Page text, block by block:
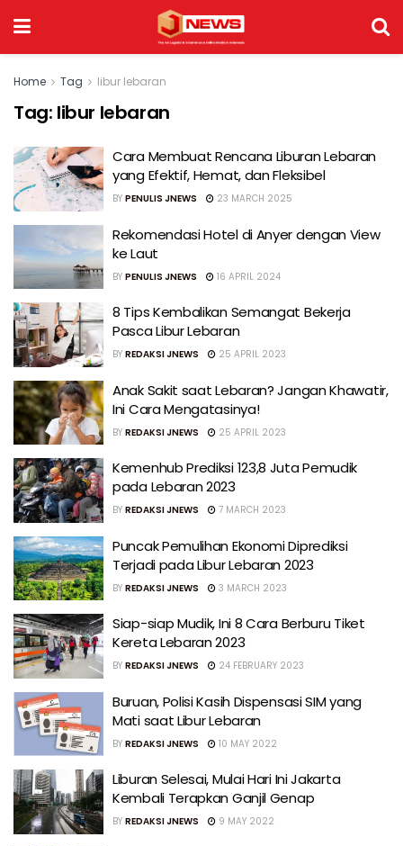
Home Tag libur lebaran
Tag: libur lebaran
Cara Membuat Rencana Liburan Lebaran
yang Efektif, Hemat, dan Fleksibel
BY PENULIS JNEWS 23 MARCH 2025
Rekomendasi Hotel di Anyer dengan View
ke Laut
BY PENULIS JNEWS 16 APRIL 2024
8 Tips Kembalikan Semangat Bekerja
Pasca Libur Lebaran
BY REDAKSI JNEWS 25 APRIL 2023
Anak Sakit saat Lebaran? Jangan Khawatir,
Ini Cara Mengatasinya!
BY REDAKSI JNEWS 25 APRIL 2023
Kemenhub Prediksi 123,8 Juta Pemudik
pada Lebaran 2023
BY REDAKSI JNEWS 7 MARCH 2023
Puncak Pemulihan Ekonomi Diprediksi
Terjadi pada Libur Lebaran 2023
BY REDAKSI JNEWS 3 MARCH 2023
Siap-siap Mudik, Ini 8 Cara Berburu Tiket
Kereta Lebaran 2023
BY REDAKSI JNEWS 24 FEBRUARY 2023
Buruan, Polisi Kasih Dispensasi SIM yang
Mati saat Libur Lebaran
BY REDAKSI JNEWS 10 MAY 2022
Liburan Selesai, Mulai Hari Ini Jakarta
Kembali Terapkan Ganjil Genap
BY REDAKSI JNEWS 9 MAY 2022